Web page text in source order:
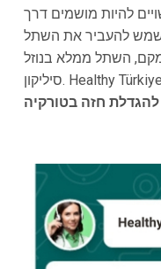
להיות מושמים דרך
להעביר את השתל
השתל ממלא בנוזל